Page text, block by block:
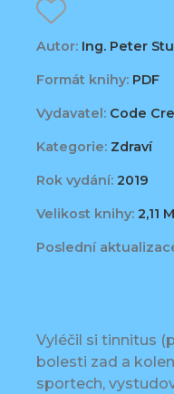
Autor: Ing. Peter
Formát knihy: PDF
Vydavatel: Code
Kategorie: Zdraví
Rok vydání: 2019
Velikost knihy: 2,11
Poslední
Vyléčil si tinnitus
bolesti zad a
sportech,